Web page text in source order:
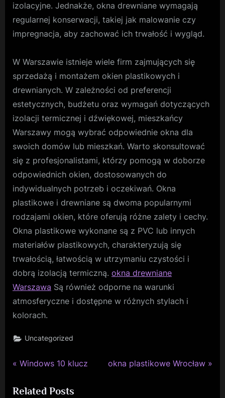
izolacyjne. Jednakże, okna drewniane wymagają
regularnej konserwacji, takiej jak malowanie czy
impregnacja, aby zachować ich trwałość i wygląd.
W Warszawie istnieje wiele firm zajmujących się
sprzedażą i montażem okien plastikowych i
drewnianych. W zależności od preferencji
estetycznych, budżetu oraz wymagań dotyczących
izolacji termicznej i dźwiękowej, mieszkańcy
Warszawy mogą wybrać odpowiednie okna dla
swoich domów lub mieszkań. Warto skonsultować
się z profesjonalistami, którzy pomogą w doborze
odpowiednich okien, dostosowanych do
indywidualnych potrzeb i oczekiwań. Okna
plastikowe i drewniane są dwoma popularnymi
rodzajami okien, które oferują różne zalety i cechy.
Okna plastikowe wykonane są z PVC lub innych
materiałów plastikowych, charakteryzują się
trwałością, łatwością w utrzymaniu czystości i
dobrą izolacją termiczną. okna drewniane
Warszawa Są również odporne na warunki
atmosferyczne i dostępne w różnych stylach i
kolorach.
Uncategorized
Nawigacja
wpisu
P
e
Windows 10 klucz
N
okna plastikowe Wrocław
Related Posts